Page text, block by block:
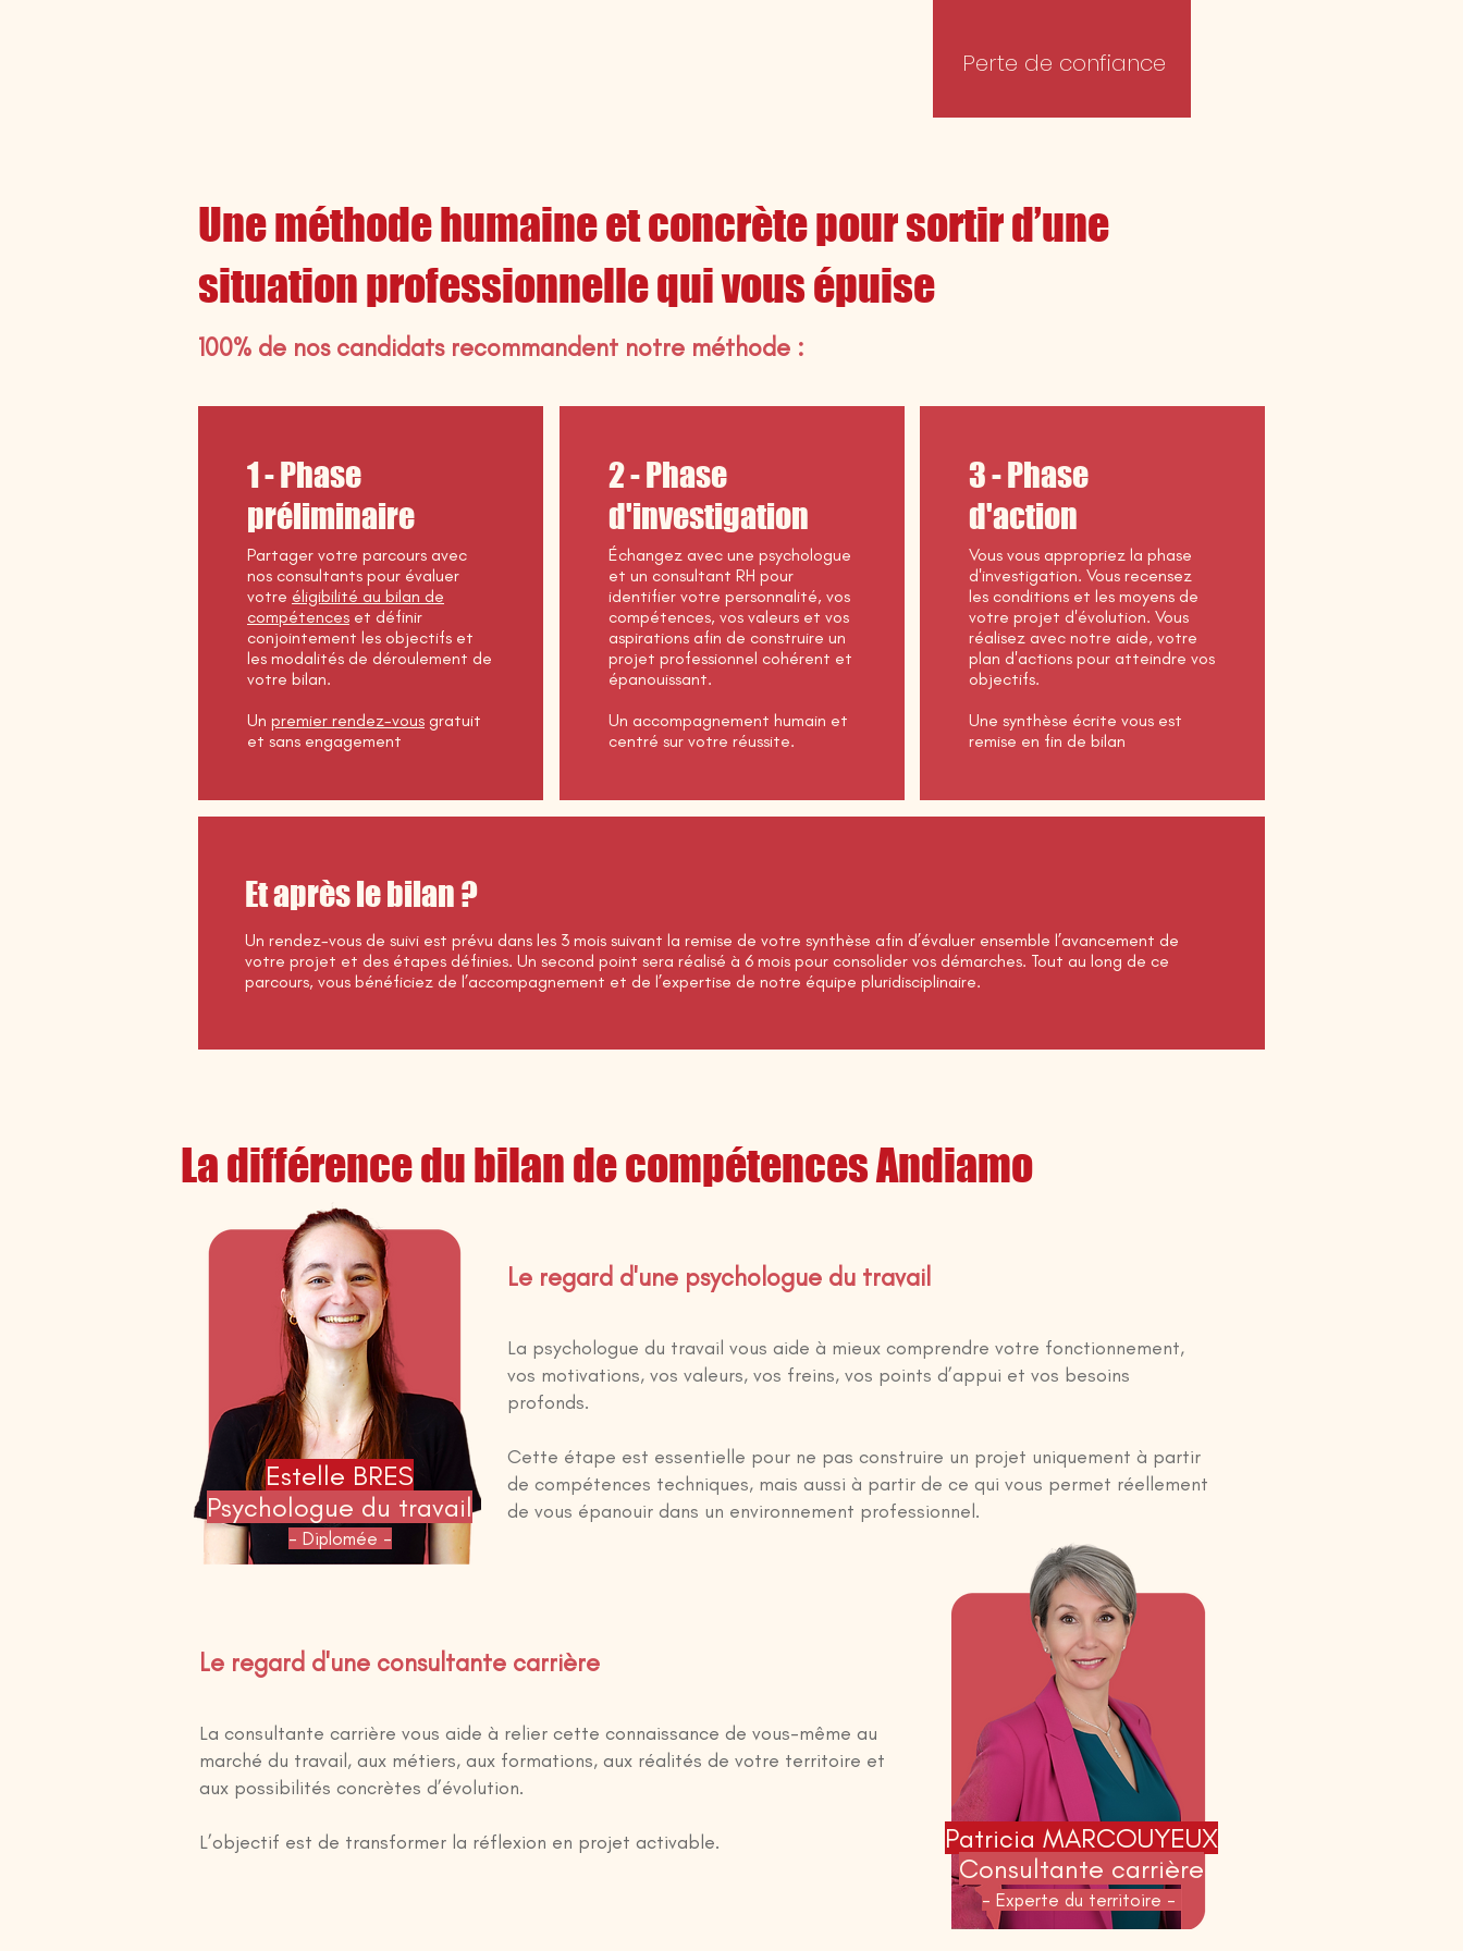
Perte de confiance
Une méthode humaine et concrète pour sortir d’une
situation professionnelle qui vous épuise
100% de nos candidats recommandent notre méthode :
1 - Phase
préliminaire
Partager votre parcours avec
nos consultants pour évaluer
votre éligibilité au bilan de
compétences et définir
conjointement les objectifs et
les modalités de déroulement de
votre bilan.
Un premier rendez-vous gratuit
et sans engagement
2 - Phase
d'investigation
Échangez avec une psychologue
et un consultant RH pour
identifier votre personnalité, vos
compétences, vos valeurs et vos
aspirations afin de construire un
projet professionnel cohérent et
épanouissant.
Un accompagnement humain et
centré sur votre réussite.
3 - Phase
d'action
Vous vous appropriez la phase
d'investigation. Vous recensez
les conditions et les moyens de
votre projet d'évolution. Vous
réalisez avec notre aide, votre
plan d'actions pour atteindre vos
objectifs.
Une synthèse écrite vous est
remise en fin de bilan
Et après le bilan ?
Un rendez-vous de suivi est prévu dans les 3 mois suivant la remise de votre synthèse afin d’évaluer ensemble l’avancement de
votre projet et des étapes définies. Un second point sera réalisé à 6 mois pour consolider vos démarches. Tout au long de ce
parcours, vous bénéficiez de l’accompagnement et de l’expertise de notre équipe pluridisciplinaire.
La différence du bilan de compétences Andiamo
Patricia MARCOUYEUX
Consultante carrière
- Experte du territoire -
Estelle BRES
Psychologue du travail
- Diplomée -
Le regard d'une psychologue du travail
La psychologue du travail vous aide à mieux comprendre votre fonctionnement,
vos motivations, vos valeurs, vos freins, vos points d’appui et vos besoins
profonds.
Cette étape est essentielle pour ne pas construire un projet uniquement à partir
de compétences techniques, mais aussi à partir de ce qui vous permet réellement
de vous épanouir dans un environnement professionnel.
Le regard d'une consultante carrière
La consultante carrière vous aide à relier cette connaissance de vous-même au
marché du travail, aux métiers, aux formations, aux réalités de votre territoire et
aux possibilités concrètes d’évolution.
L’objectif est de transformer la réflexion en projet activable.